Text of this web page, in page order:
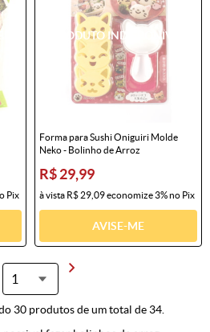
Pix
Forma para Sushi Oniguiri Molde
Neko - Bolinho de Arroz
R$ 29,99
à vista R$ 29,09economize3%no Pix
AVISE-ME
30 produtos de um total de 34.